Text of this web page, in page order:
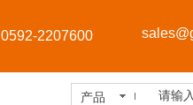
sales@
0592-2207600
产品